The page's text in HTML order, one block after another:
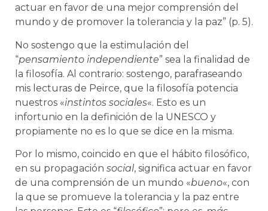
actuar en favor de una mejor comprensión del
mundo y de promover la tolerancia y la paz” (p. 5).
No sostengo que la estimulación del
“pensamiento independiente” sea la finalidad de
la filosofía. Al contrario: sostengo, parafraseando
mis lecturas de Peirce, que la filosofía potencia
nuestros «instintos sociales«. Esto es un
infortunio en la definición de la UNESCO y
propiamente no es lo que se dice en la misma.
Por lo mismo, coincido en que el hábito filosófico,
en su propagación social, significa actuar en favor
de una comprensión de un mundo «bueno«, con
la que se promueve la tolerancia y la paz entre